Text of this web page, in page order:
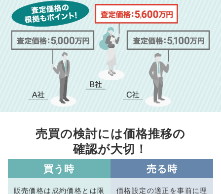
売買の検討には価格推移の
確認が大切！
買う時
販売価格は成約価格とは限
売る時
価格設定の適正を事前に理